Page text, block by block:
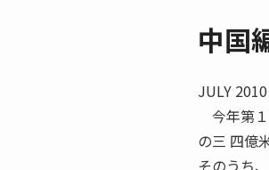
中国
JULY
今年第
の三 四億
そのうち